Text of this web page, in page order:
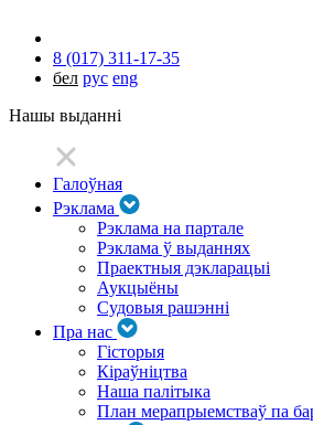
8 (017) 311-17-35
бел рус eng
Нашы выданні
Галоўная
Рэклама
Рэклама на партале
Рэклама ў выданнях
Праектныя дэкларацыі
Аукцыёны
Судовыя рашэнні
Пра нас
Гісторыя
Кіраўніцтва
Наша палітыка
План мерапрыемстваў па